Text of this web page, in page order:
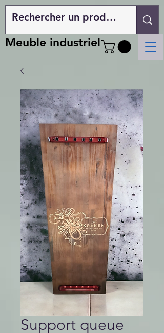
Meuble industriel
Support queue